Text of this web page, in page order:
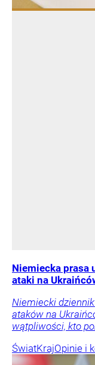
Niemiecka prasa
ataki na
Niemiecki dziennik
ataków na
wątpliwości, kto
ŚwiatKrajOpinie i